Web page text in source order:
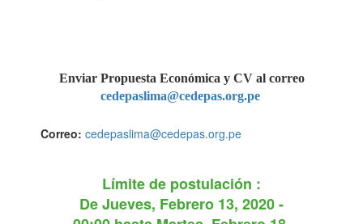
Enviar Propuesta Económica y CV al correo
cedepaslima@cedepas.org.pe
Correo: cedepaslima@cedepas.org.pe
Límite de postulación :
DeJueves, Febrero 13, 2020 -